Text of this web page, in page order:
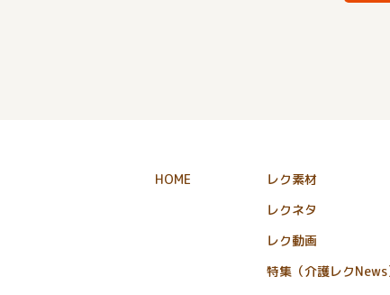
HOME
レク素材
レクネタ
レク動画
特集（介護レクNews